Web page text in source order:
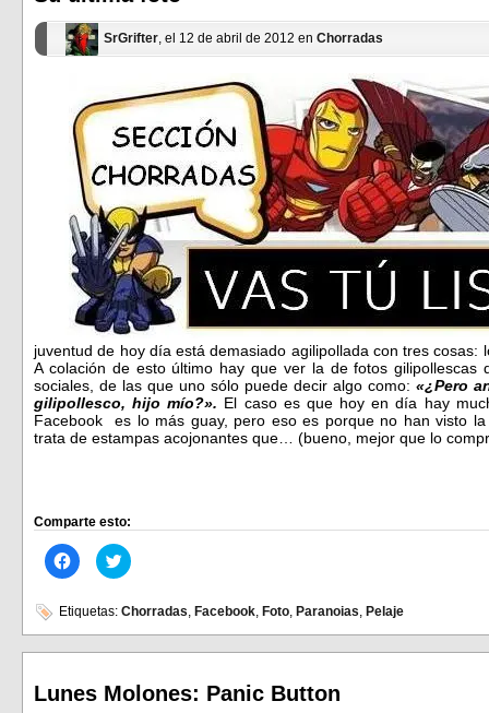
SrGrifter, el 12 de abril de 2012 en Chorradas
juventud de hoy día está demasiado agilipollada con tres cosas:
A colación de esto último hay que ver la de fotos
sociales, de las que uno sólo puede decir algo como: «¿Pero
gilipollesco, hijo mío?». El caso es que hoy en día hay
Facebook es lo más guay, pero eso es porque no han visto
trata de estampas acojonantes que… (bueno, mejor que lo
Comparte esto:
Haz
clic
en
Facebook
(Se
abre
ventana
nueva)
Haz
clic
en
(Se
abre
ventana
nueva)
Etiquetas: Chorradas, Facebook, Foto, Paranoias, Pelaje
Lunes Molones: Panic Button